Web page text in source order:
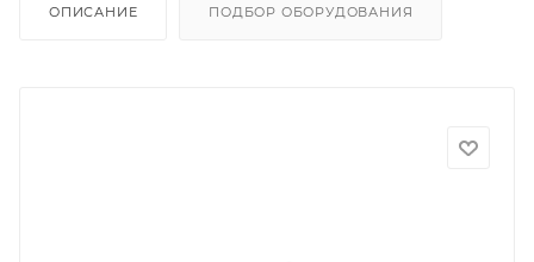
ОПИСАНИЕ ПОДБОР ОБОРУДОВАНИЯ